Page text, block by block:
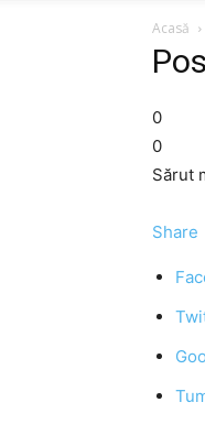
Acasă
0
0
Sărut
Share